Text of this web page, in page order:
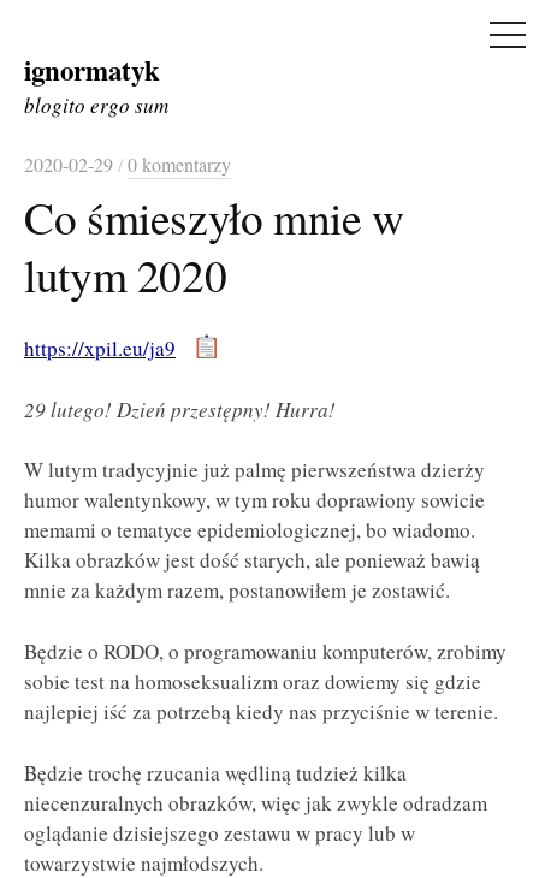
Skip
to
ignormatyk
blogito ergo sum
2020-02-29/0 komentarzy
Co śmieszyło mnie w
lutym 2020
https://xpil.eu/ja9
29 lutego! Dzień przestępny! Hurra!
W lutym tradycyjnie już palmę pierwszeństwa dzierży
humor walentynkowy, w tym roku doprawiony sowicie
memami o tematyce epidemiologicznej, bo wiadomo.
Kilka obrazków jest dość starych, ale ponieważ bawią
mnie za każdym razem, postanowiłem je zostawić.
Będzie o RODO, o programowaniu komputerów, zrobimy
sobie test na homoseksualizm oraz dowiemy się gdzie
najlepiej iść za potrzebą kiedy nas przyciśnie w terenie.
Będzie trochę rzucania wędliną tudzież kilka
niecenzuralnych obrazków, więc jak zwykle odradzam
oglądanie dzisiejszego zestawu w pracy lub w
towarzystwie najmłodszych.